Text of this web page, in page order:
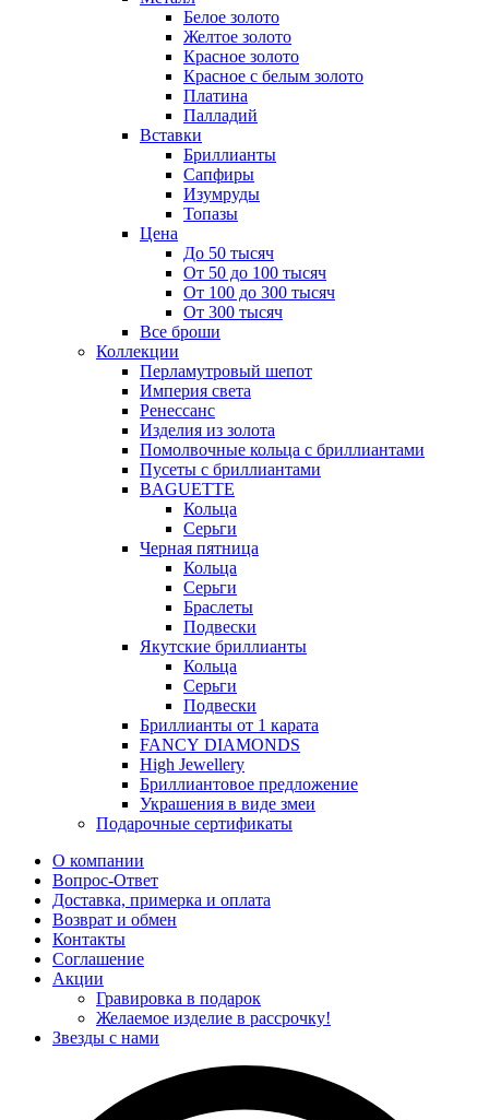
Белое золото
Желтое золото
Красное золото
Красное с белым золото
Платина
Палладий
Вставки
Бриллианты
Сапфиры
Изумруды
Топазы
Цена
До 50 тысяч
От 50 до 100 тысяч
От 100 до 300 тысяч
От 300 тысяч
Все броши
Коллекции
Перламутровый шепот
Империя света
Ренессанс
Изделия из золота
Помолвочные кольца с бриллиантами
Пусеты с бриллиантами
BAGUETTE
Кольца
Серьги
Черная пятница
Кольца
Серьги
Браслеты
Подвески
Якутские бриллианты
Кольца
Серьги
Подвески
Бриллианты от 1 карата
FANCY DIAMONDS
High Jewellery
Бриллиантовое предложение
Украшения в виде змеи
Подарочные сертификаты
О компании
Вопрос-Ответ
Доставка, примерка и оплата
Возврат и обмен
Контакты
Соглашение
Акции
Гравировка в подарок
Желаемое изделие в рассрочку!
Звезды с нами